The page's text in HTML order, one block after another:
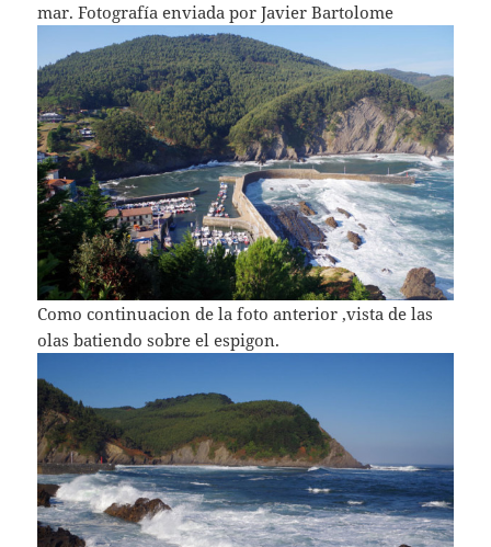
mar. Fotografía enviada por Javier Bartolome
Como continuacion de la foto anterior ,vista de las
olas batiendo sobre el espigon.